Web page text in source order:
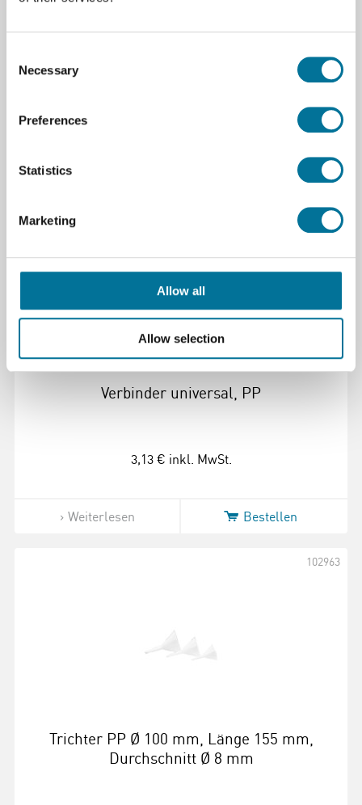
Selection
Necessary
Preferences
Statistics
Marketing
Allow all
Allow selection
Reagenzglasgestell PP 40 Stellplätze Ø bis
Weiterlesen
Verbinder universal, PP
103148
3,13 € inkl. MwSt.
Weiterlesen Bestellen
Trichter PP Ø 100 mm, Länge 155 mm,
Durchschnitt Ø 8 mm
102963